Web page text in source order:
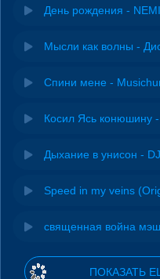
День рождения -
Мысли как волны -
Спини мене -
Косил Ясь конюшину
Дыхание в унисон -
Speed in my veins
священная война
ПОКАЗАТЬ